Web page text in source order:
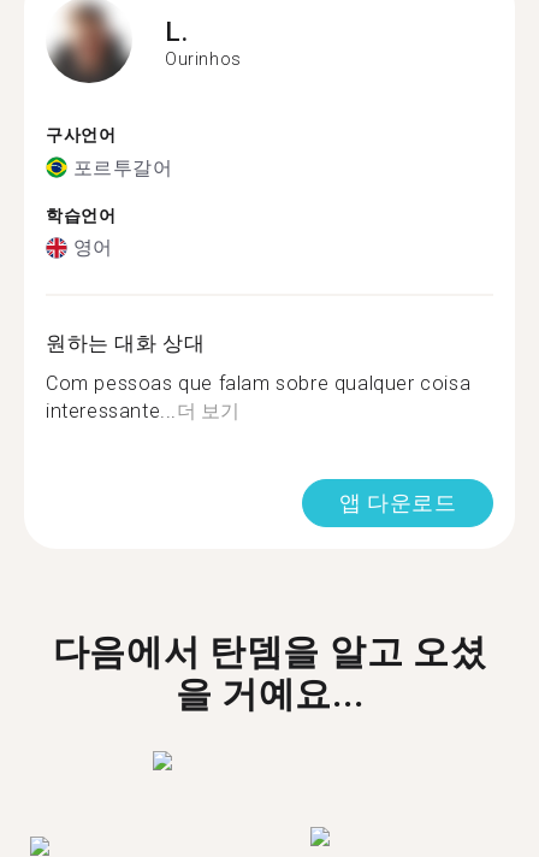
L.
Ourinhos
구사언어
포르투갈어
학습언어
영어
원하는 대화 상대
Com pessoas que falam sobre qualquer coisa
interessante...더 보기
앱 다운로드
다음에서 탄뎀을 알고 오셨
을 거예요...